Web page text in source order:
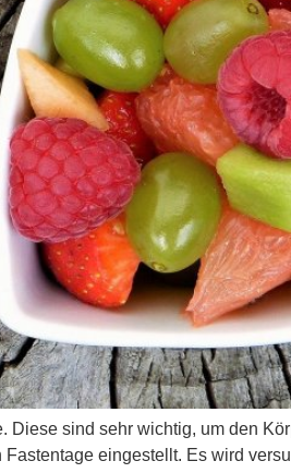
sind sehr wichtig, um den
eingestellt. Es wird